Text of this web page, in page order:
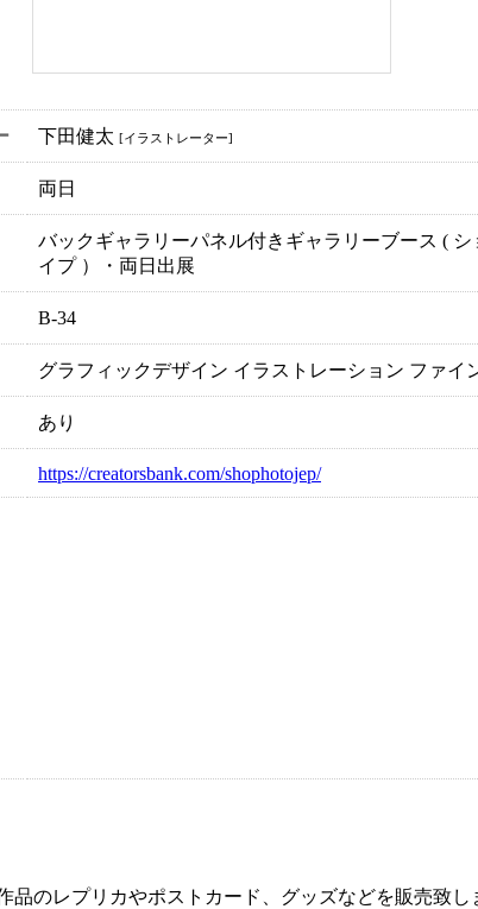
下田健太 [イラストレーター]
両日
バックギャラリーパネル付きギャラリーブース ( シ
イプ ）・両日出展
B-34
グラフィックデザイン イラストレーション ファイ
あり
https://creatorsbank.com/shophotojep/
品のレプリカやポストカード、グッズなどを販売致し